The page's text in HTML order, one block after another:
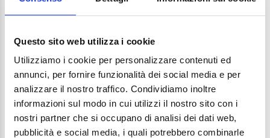
Questo sito web utilizza i cookie
Utilizziamo i cookie per personalizzare contenuti ed
annunci, per fornire funzionalità dei social media e per
analizzare il nostro traffico. Condividiamo inoltre
informazioni sul modo in cui utilizzi il nostro sito con i
nostri partner che si occupano di analisi dei dati web,
pubblicità e social media, i quali potrebbero combinarle
Comment